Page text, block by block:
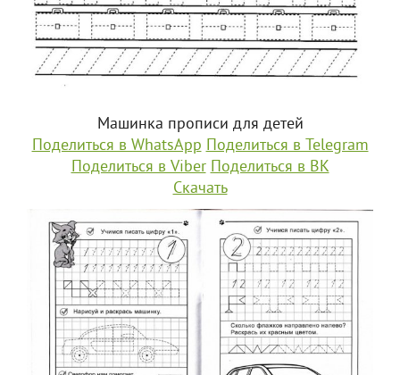
Машинка прописи для детей
Поделиться в WhatsApp Поделиться в Telegram
Поделиться в Viber Поделиться в ВК
Скачать